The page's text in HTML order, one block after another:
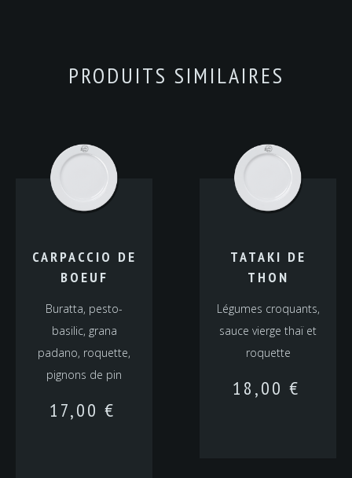
PRODUITS SIMILAIRES
CARPACCIO DE
BOEUF
Buratta, pesto-
basilic, grana
padano, roquette,
pignons de pin
17,00 €
TATAKI DE
THON
Légumes croquants,
sauce vierge thaï et
roquette
18,00 €